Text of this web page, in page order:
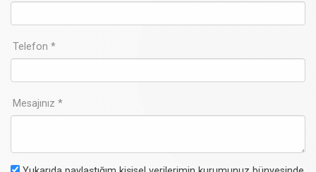
Telefon *
Mesajınız *